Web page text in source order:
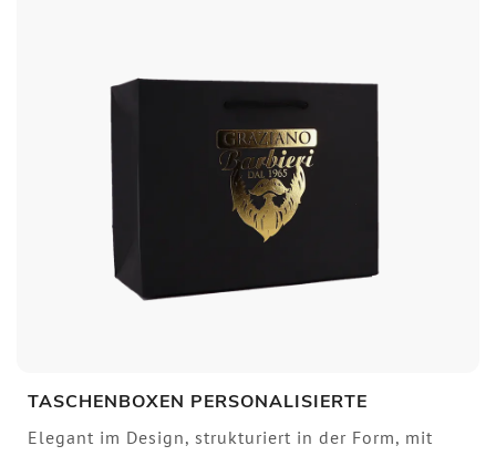
TASCHENBOXEN PERSONALISIERTE
Elegant im Design, strukturiert in der Form, mit